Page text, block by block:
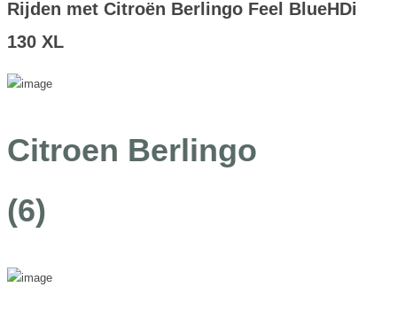
Rijden met Citroën Berlingo Feel BlueHDi
130 XL
Citroen Berlingo
(6)